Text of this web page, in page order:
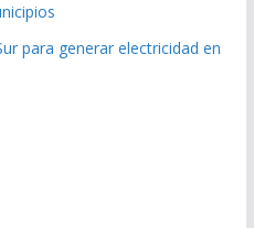
para generar electricidad en